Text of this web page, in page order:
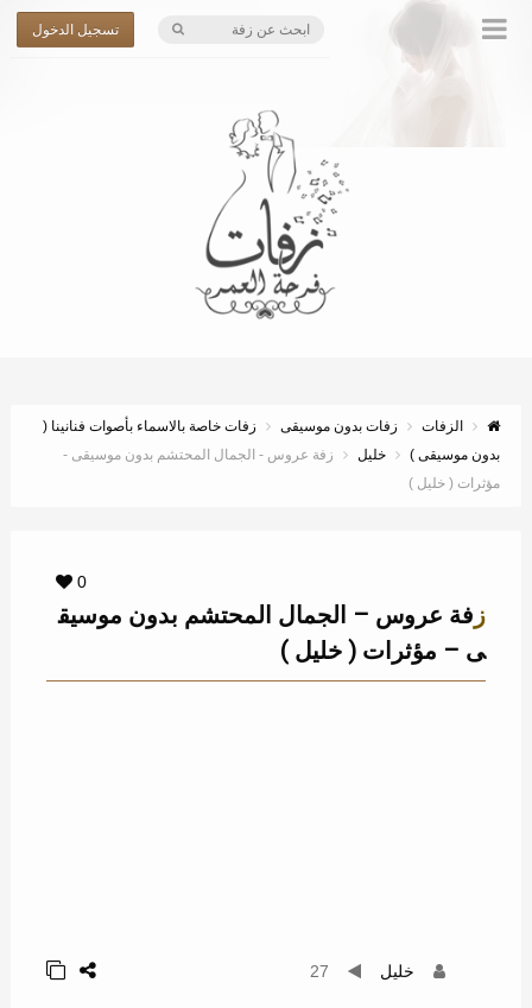
تسجيل الدخول
الزفات زفات بدون موسيقى
زفات خاصة بالاسماء بأصوات فنانينا (
بدون موسيقى )
خليل
زفة عروس - الجمال المحتشم بدون موسيقى -
مؤثرات ( خليل )
0
زفة عروس – الجمال المحتشم بدون موسيق
ى – مؤثرات ( خليل )
خليل 27